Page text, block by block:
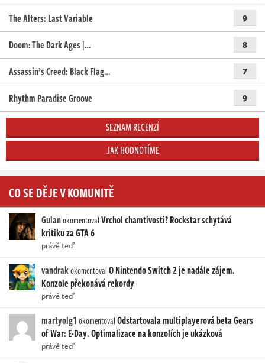
The Alters: Last Variable 9
Doom: The Dark Ages |… 8
Assassin’s Creed: Black Flag… 7
Rhythm Paradise Groove 9
SEZNAM RECENZÍ
JAK HODNOTÍME
CO SE DĚJE V KOMUNITĚ
GulanokomentovalVrchol chamtivosti? Rockstar schytává
kritiku za GTA 6
právě teď
vandrakokomentovalO Nintendo Switch 2 je nadále zájem.
Konzole překonává rekordy
právě teď
martyolg1 okomentovalOdstartovala multiplayerová beta Gears
of War: E-Day. Optimalizace na konzolích je ukázková
právě teď